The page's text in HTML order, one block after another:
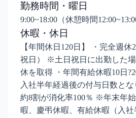
勤務時間・曜日
9:00~18:00（休憩時間
休暇・休日
【年間休日120日】 ・完全週休
祝日） ※土日祝日に出勤した
休を取得 ・年間有給休暇10日
入社半年経過後の付与日数と
約8割が消化率100％ ※年末年
暇、慶弔休暇、有給休暇（入